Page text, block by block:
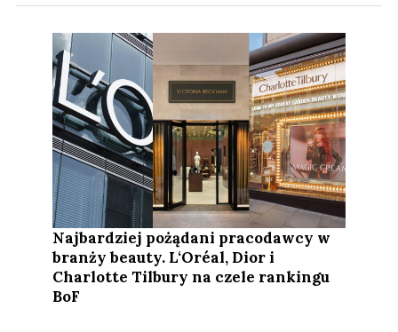
Najbardziej pożądani pracodawcy w
branży beauty. L‘Oréal, Dior i
Charlotte Tilbury na czele rankingu
BoF